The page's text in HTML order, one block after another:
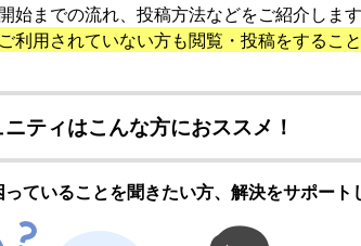
始までの流れ、投稿方法などをご紹介しま
利用されていない方も閲覧・投稿をするこ
ティはこんな方におススメ！
ていることを聞きたい方、解決をサポート